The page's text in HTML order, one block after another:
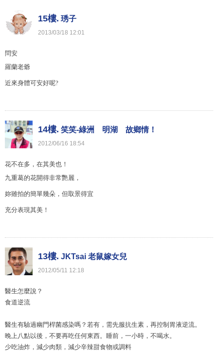
15樓. 琇子
2013/03/18 12:01
問安
羅蘭老爺
近來身體可安好呢?
14樓. 笑笑-綠洲 明湖 故鄉情！
2012/06/16 18:54
花不在多，在其美也！
九重葛的花開得非常艷麗，
妳雖拍的簡單幾朵，但取景得宜
充分表現其美！
13樓. JKTsai 老鼠嫁女兒
2012/05/11 12:18
醫生怎麼說？
食道逆流
醫生有驗過幽門桿菌感染嗎？若有，需先服抗生素，再控制胃液逆流。
晚上八點以後，不要再吃任何東西。睡前，一小時，不喝水。
少吃油炸，減少肉類，減少辛辣甜食物或調料